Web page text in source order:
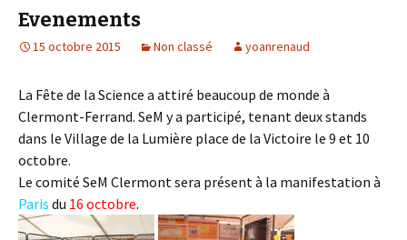
Evenements
15 octobre 2015 Non classé yoanrenaud
La Fête de la Science a attiré beaucoup de monde à
Clermont-Ferrand. SeM y a participé, tenant deux stands
dans le Village de la Lumière place de la Victoire le 9 et 10
octobre.
Le comité SeM Clermont sera présent à la manifestation à
Paris du 16 octobre.